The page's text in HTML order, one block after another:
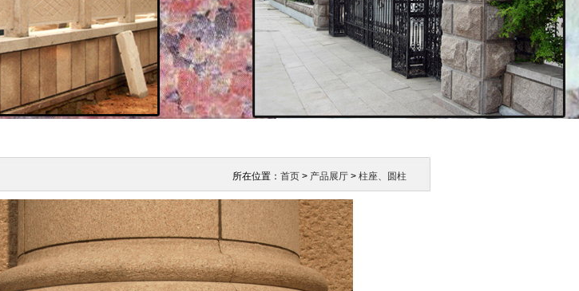
所在位置： 首页 > 产品展厅 > 柱座、圆柱